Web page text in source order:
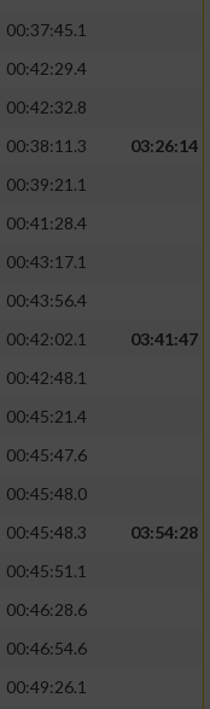
00:37:45.1
00:42:29.4
00:42:32.8
00:38:11.3
03:26:14
00:39:21.1
00:41:28.4
00:43:17.1
00:43:56.4
00:42:02.1
03:41:47
00:42:48.1
00:45:21.4
00:45:47.6
00:45:48.0
00:45:48.3
03:54:28
00:45:51.1
00:46:28.6
00:46:54.6
00:49:26.1